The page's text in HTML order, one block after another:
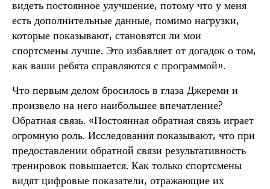
видеть постоянное улучшение, потому что у меня
есть дополнительные данные, помимо нагрузки,
которые показывают, становятся ли мои
спортсмены лучше. Это избавляет от догадок о том,
как ваши ребята справляются с программой».
Что первым делом бросилось в глаза Джереми и
произвело на него наибольшее впечатление?
Обратная связь. «Постоянная обратная связь играет
огромную роль. Исследования показывают, что при
предоставлении обратной связи результативность
тренировок повышается. Как только спортсмены
видят цифровые показатели, отражающие их